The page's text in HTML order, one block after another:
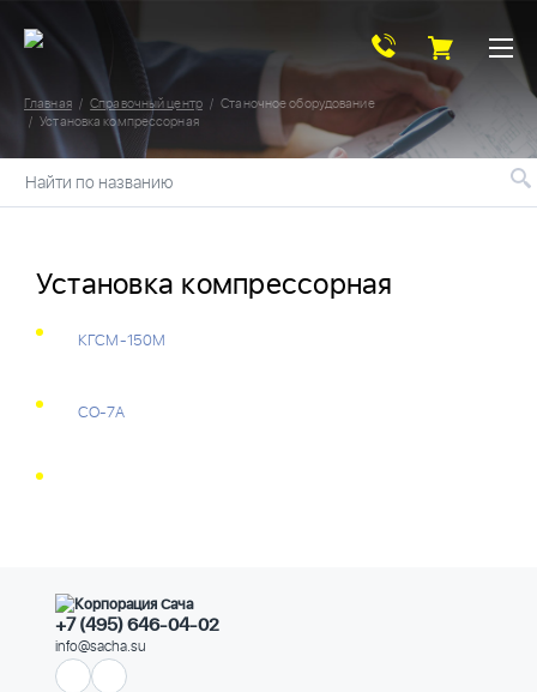
Главная Справочный центр
Станочное оборудование
Установка компрессорная
Найти по названию
Установка компрессорная
КГСМ-150М
СО-7А
+7 (495) 646-04-02
info@sacha.su